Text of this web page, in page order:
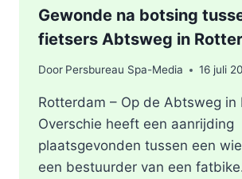
Gewonde na botsing
fietsers Abtsweg in
Door Persbureau Spa-Media 16 juli
Rotterdam – Op de Abtsweg in
Overschie heeft een aanrijding
plaatsgevonden tussen een
een bestuurder van een